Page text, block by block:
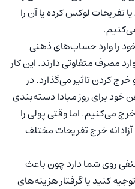
تفریحات لوکس کرده یا آن را
را وارد حساب‌های ذهنی
مصرف متفاوتی دارند. این کار
کردن تاثیر می‌گذارد. در
خود برای روز مبادا دسته‌بندی
می‌کنیم. اما وقتی پولی را
آزادانه خرج تفریحات مختلف
روی شما دارد چون باعث
کنید یا گرفتار هزینه‌های